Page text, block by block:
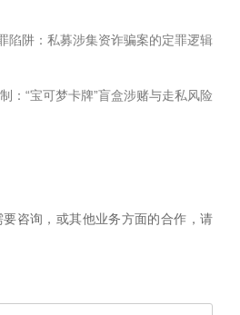
陷阱：私募涉集资诈骗案的定罪逻辑
：“宝可梦卡牌”盲盒涉赌与走私风险
咨询，或其他业务方面的合作，请